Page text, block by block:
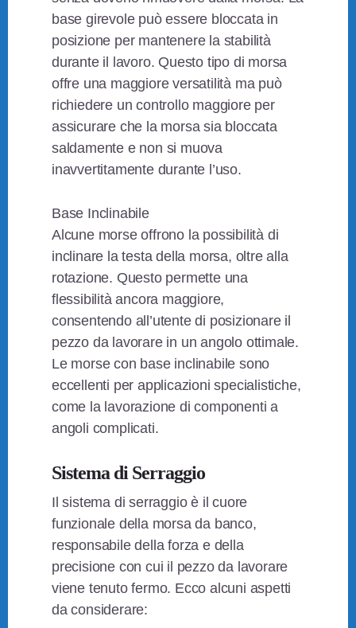
base girevole può essere bloccata in
posizione per mantenere la stabilità
durante il lavoro. Questo tipo di morsa
offre una maggiore versatilità ma può
richiedere un controllo maggiore per
assicurare che la morsa sia bloccata
saldamente e non si muova
inavvertitamente durante l’uso.
Base Inclinabile
Alcune morse offrono la possibilità di
inclinare la testa della morsa, oltre alla
rotazione. Questo permette una
flessibilità ancora maggiore,
consentendo all’utente di posizionare il
pezzo da lavorare in un angolo ottimale.
Le morse con base inclinabile sono
eccellenti per applicazioni specialistiche,
come la lavorazione di componenti a
angoli complicati.
Sistema di Serraggio
Il sistema di serraggio è il cuore
funzionale della morsa da banco,
responsabile della forza e della
precisione con cui il pezzo da lavorare
viene tenuto fermo. Ecco alcuni aspetti
da considerare: